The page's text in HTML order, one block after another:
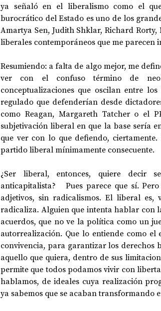
ya señaló en el liberalismo como el
burocrático del Estado es uno de los
Amartya Sen, Judith Shklar, Richard
liberales contemporáneos que me parecen
Resumiendo: a falta de algo mejor, me
ver con el confuso término de
conceptualizaciones que oscilan entre
regulado que defenderían desde
como Reagan, Margareth Tatcher o el
subjetivación liberal en que la base sería
que ver con lo que defiendo,
partido liberal mínimamente consecuente.
¿Ser liberal, entonces, quiere decir
anticapitalista?   Pues parece que sí.
adjetivos, sin radicalismos. El liberal
radicaliza. Alguien que intenta hablar con
acuerdos, que no ve la política como un
autorrealización. Que lo entiende como
convivencia, para garantizar los derechos
aquello que quiera, dentro de sus
permite que todos podamos vivir con
hablamos, de ideales cuya realización
ya sabemos que se acaban transformando